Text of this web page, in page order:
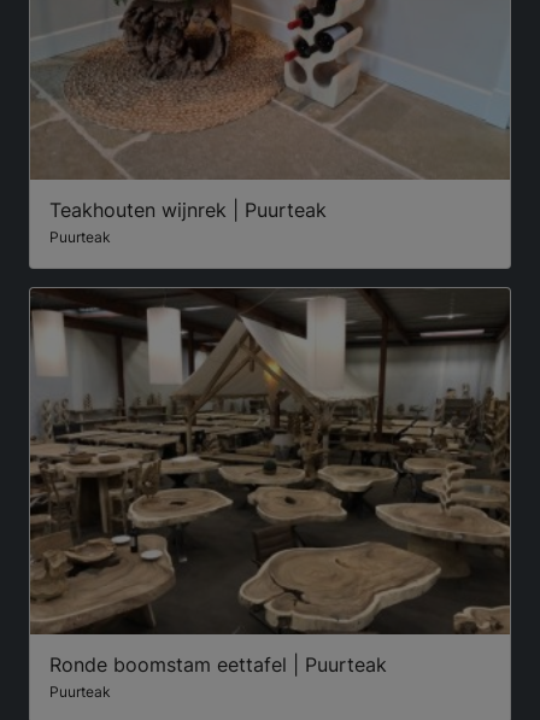
Teakhouten wijnrek | Puurteak
Puurteak
Ronde boomstam eettafel | Puurteak
Puurteak